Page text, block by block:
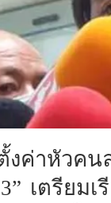
งค่าหัวค
เตรียม